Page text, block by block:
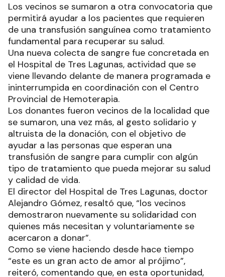
Los vecinos se sumaron a otra convocatoria que
permitirá ayudar a los pacientes que requieren
de una transfusión sanguínea como tratamiento
fundamental para recuperar su salud.
Una nueva colecta de sangre fue concretada en
el Hospital de Tres Lagunas, actividad que se
viene llevando delante de manera programada e
ininterrumpida en coordinación con el Centro
Provincial de Hemoterapia.
Los donantes fueron vecinos de la localidad que
se sumaron, una vez más, al gesto solidario y
altruista de la donación, con el objetivo de
ayudar a las personas que esperan una
transfusión de sangre para cumplir con algún
tipo de tratamiento que pueda mejorar su salud
y calidad de vida.
El director del Hospital de Tres Lagunas, doctor
Alejandro Gómez, resaltó que, “los vecinos
demostraron nuevamente su solidaridad con
quienes más necesitan y voluntariamente se
acercaron a donar”.
Como se viene haciendo desde hace tiempo
“este es un gran acto de amor al prójimo”,
reiteró, comentando que, en esta oportunidad,